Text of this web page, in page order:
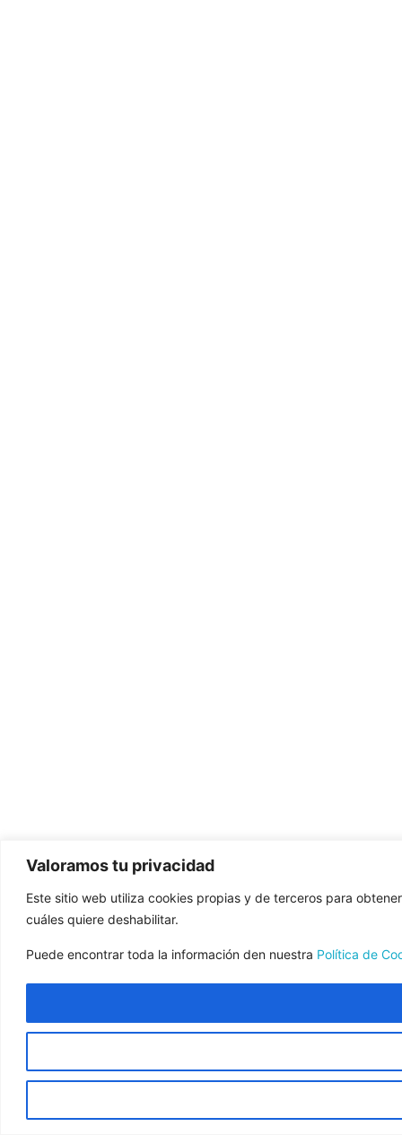
Valoramos tu privacidad
Este sitio web utiliza cookies propias y de terceros para
cuáles quiere deshabilitar.
Puede encontrar toda la información den nuestra Política de